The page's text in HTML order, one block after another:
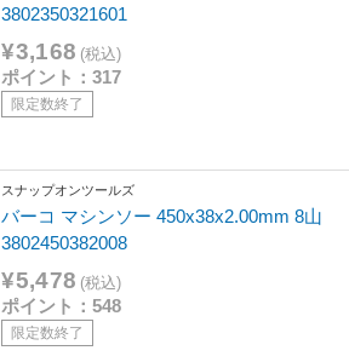
3802350321601
¥3,168 (税込)
ポイント：317
限定数終了
スナップオンツールズ
バーコ マシンソー 450x38x2.00mm 8山
3802450382008
¥5,478 (税込)
ポイント：548
限定数終了